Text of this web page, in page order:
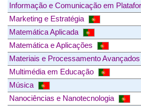
Informação e Comunicação em
Marketing e Estratégia
Matemática Aplicada
Matemática e Aplicações
Materiais e Processamento Avançados
Multimédia em Educação
Música
Nanociências e Nanotecnologia